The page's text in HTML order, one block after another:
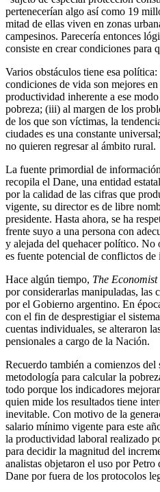
pertenecerían algo así como 19
mitad de ellas viven en zonas
campesinos. Parecería entonces
consiste en crear condiciones para
Varios obstáculos tiene esa
condiciones de vida son mejores
productividad inherente a ese
pobreza; (iii) al margen de los
de los que son víctimas, la
ciudades es una constante
no quieren regresar al ámbito rural.
La fuente primordial de
recopila el Dane, una entidad
por la calidad de las cifras que
vigente, su director es de libre
presidente. Hasta ahora, se ha
frente suyo a una persona con
y alejada del quehacer político. No
es fuente potencial de conflictos de
Hace algún tiempo, The Economist
por considerarlas manipuladas, las
por el Gobierno argentino. En
con el fin de desprestigiar el
cuentas individuales, se alteraron
pensionales a cargo de la Nación.
Recuerdo también a comienzos
metodología para calcular la
todo porque los indicadores
quien mide los resultados tiene
inevitable. Con motivo de la
salario mínimo vigente para este
la productividad laboral realizado
para decidir la magnitud del
analistas objetaron el uso por
Dane por fuera de los protocolos